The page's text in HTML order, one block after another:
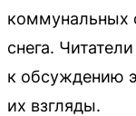
коммунальных
снега.
к обсуждению
их взгляды.